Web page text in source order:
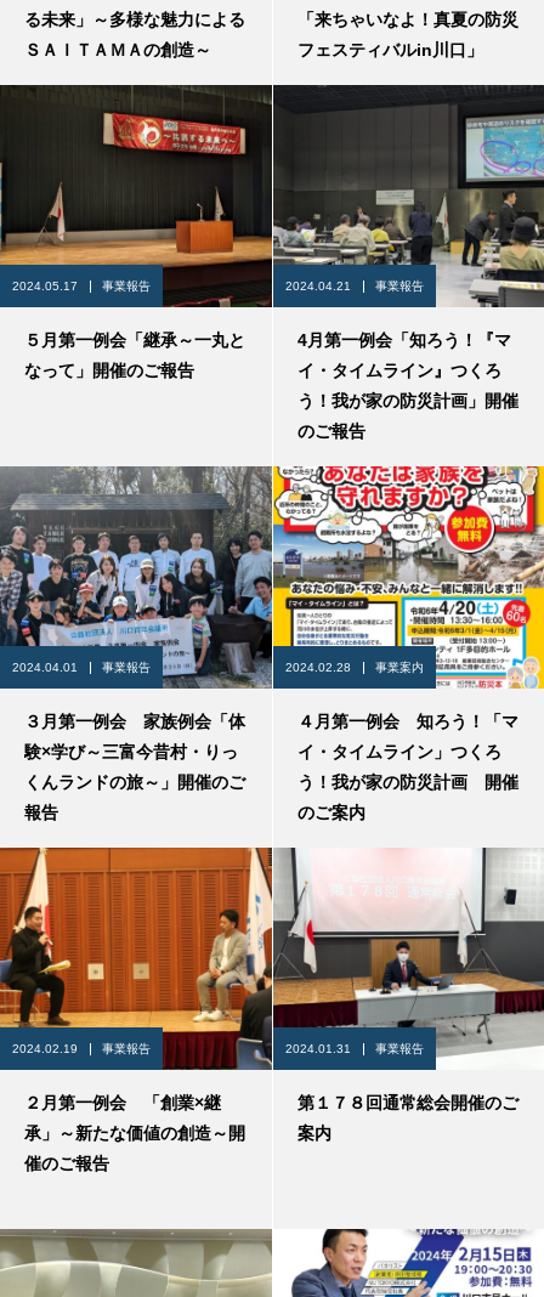
る未来」～多様な魅力による
ＳＡＩＴＡＭＡの創造～
「来ちゃいなよ！真夏の防災
フェスティバルin川口」
2024.05.17 事業報告
５月第一例会「継承～一丸と
なって」開催のご報告
2024.04.21 事業報告
4月第一例会「知ろう！『マ
イ・タイムライン』つくろ
う！我が家の防災計画」開催
のご報告
2024.04.01 事業報告
３月第一例会 家族例会「体
験×学び～三富今昔村・りっ
くんランドの旅～」開催のご
報告
2024.02.28 事業案内
４月第一例会 知ろう！「マ
イ・タイムライン」つくろ
う！我が家の防災計画 開催
のご案内
2024.02.19 事業報告
２月第一例会 「創業×継
承」～新たな価値の創造～開
催のご報告
2024.01.31 事業報告
第１７８回通常総会開催のご
案内